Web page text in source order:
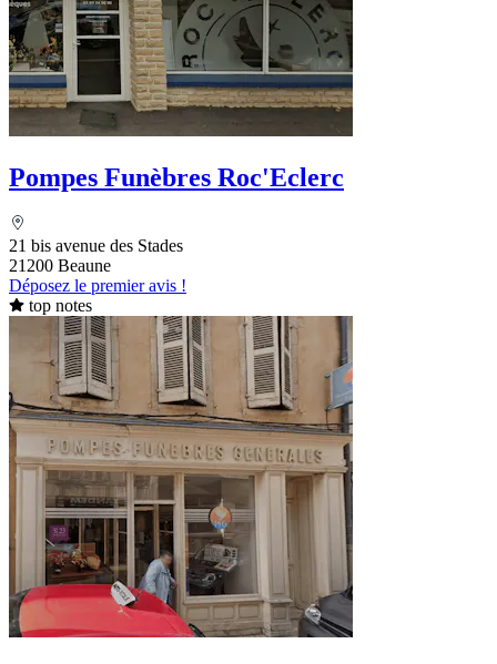
Pompes Funèbres Roc'Eclerc
21 bis avenue des Stades
21200 Beaune
Déposez le premier avis !
top notes